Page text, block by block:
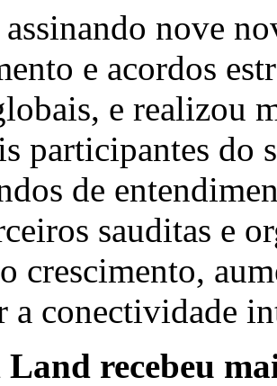
nove
e acordos
e realizou
participantes do
de
sauditas e
crescimento,
a conectividade
recebeu